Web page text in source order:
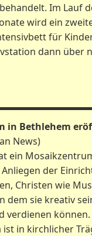
Im Lauf
wird ein
für
dann über
in Bethlehem
News)
ein
der
Christen wie
dem sie kreativ
verdienen können.
in kirchlicher